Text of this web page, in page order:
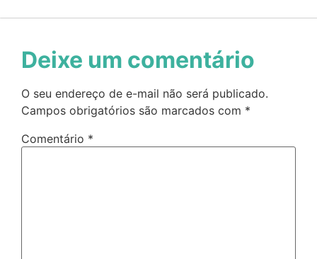
Deixe um comentário
O seu endereço de e-mail não será publicado.
Campos obrigatórios são marcados com *
Comentário *